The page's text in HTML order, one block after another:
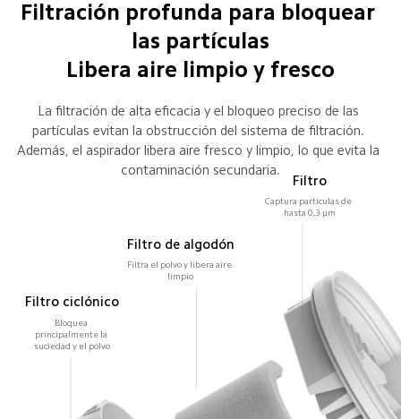
Filtración profunda para bloquear
las partículas
Libera aire limpio y fresco
La filtración de alta eficacia y el bloqueo preciso de las
partículas evitan la obstrucción del sistema de filtración.
Además, el aspirador libera aire fresco y limpio, lo que evita la
contaminación secundaria.
Filtro ciclónico
Bloquea
principalmente la
suciedad y el polvo
Filtro
Captura partículas de
hasta 0,3 μm
Filtro de algodón
Filtra el polvo y libera aire
limpio